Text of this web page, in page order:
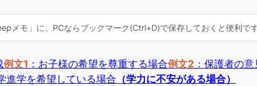
メモ」に、PCならブックマーク(Ctrl+D)で保存しておくと便利で
例文1 ：お子様の希望を尊重する場合例文2 ：保護者の
進学を希望している場合 （学力に不安がある場合）